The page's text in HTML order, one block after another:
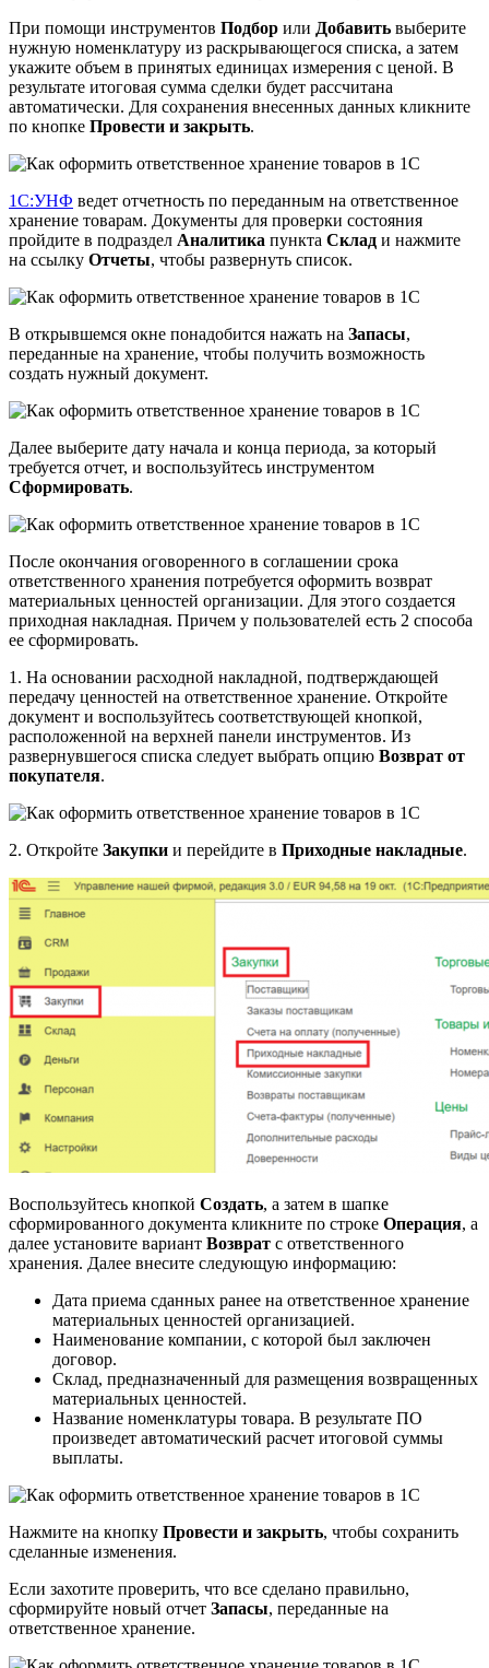
При помощи инструментов Подбор или Добавить выберите
нужную номенклатуру из раскрывающегося списка, а затем
укажите объем в принятых единицах измерения с ценой. В
результате итоговая сумма сделки будет рассчитана
автоматически. Для сохранения внесенных данных кликните
по кнопке Провести и закрыть.
1С:УНФ ведет отчетность по переданным на ответственное
хранение товарам. Документы для проверки состояния
пройдите в подраздел Аналитика пункта Склад и нажмите
на ссылку Отчеты, чтобы развернуть список.
В открывшемся окне понадобится нажать на Запасы,
переданные на хранение, чтобы получить возможность
создать нужный документ.
Далее выберите дату начала и конца периода, за который
требуется отчет, и воспользуйтесь инструментом
Сформировать.
После окончания оговоренного в соглашении срока
ответственного хранения потребуется оформить возврат
материальных ценностей организации. Для этого создается
приходная накладная. Причем у пользователей есть 2 способа
ее сформировать.
1. На основании расходной накладной, подтверждающей
передачу ценностей на ответственное хранение. Откройте
документ и воспользуйтесь соответствующей кнопкой,
расположенной на верхней панели инструментов. Из
развернувшегося списка следует выбрать опцию Возврат от
покупателя.
2. Откройте Закупки и перейдите в Приходные накладные.
Воспользуйтесь кнопкой Создать, а затем в шапке
сформированного документа кликните по строке Операция, а
далее установите вариант Возврат с ответственного
хранения. Далее внесите следующую информацию:
Дата приема сданных ранее на ответственное хранение
материальных ценностей организацией.
Наименование компании, с которой был заключен
договор.
Склад, предназначенный для размещения возвращенных
материальных ценностей.
Название номенклатуры товара. В результате ПО
произведет автоматический расчет итоговой суммы
выплаты.
Нажмите на кнопку Провести и закрыть, чтобы сохранить
сделанные изменения.
Если захотите проверить, что все сделано правильно,
сформируйте новый отчет Запасы, переданные на
ответственное хранение.